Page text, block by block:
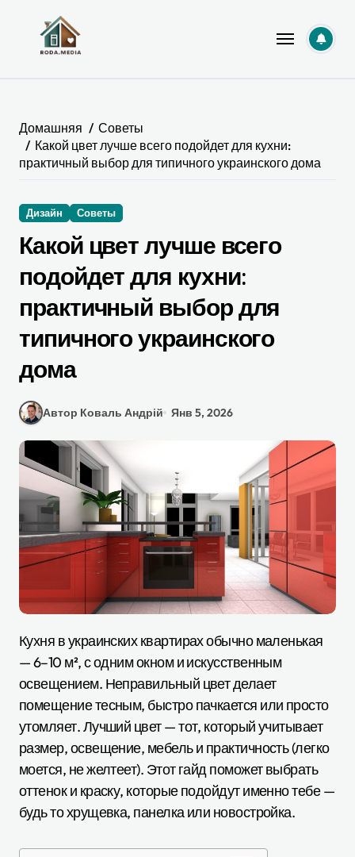
содержанию
Домашняя
Советы
Какой цвет лучше всего подойдет для кухни:
практичный выбор для типичного украинского дома
Дизайн Советы
Какой цвет лучше всего
подойдет для кухни:
практичный выбор для
типичного украинского
дома
Автор Коваль Андрій Янв 5, 2026
Кухня в украинских квартирах обычно маленькая
— 6–10 м², с одним окном и искусственным
освещением. Неправильный цвет делает
помещение тесным, быстро пачкается или просто
утомляет. Лучший цвет — тот, который учитывает
размер, освещение, мебель и практичность (легко
моется, не желтеет). Этот гайд поможет выбрать
оттенок и краску, которые подойдут именно тебе —
будь то хрущевка, панелка или новостройка.